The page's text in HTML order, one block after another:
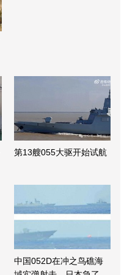
第13艘055大驱开始试航
中国052D在冲之鸟礁海